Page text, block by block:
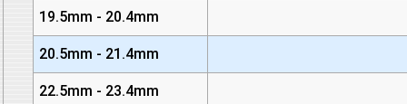
19.5mm - 20.4mm
20.5mm - 21.4mm
22.5mm - 23.4mm